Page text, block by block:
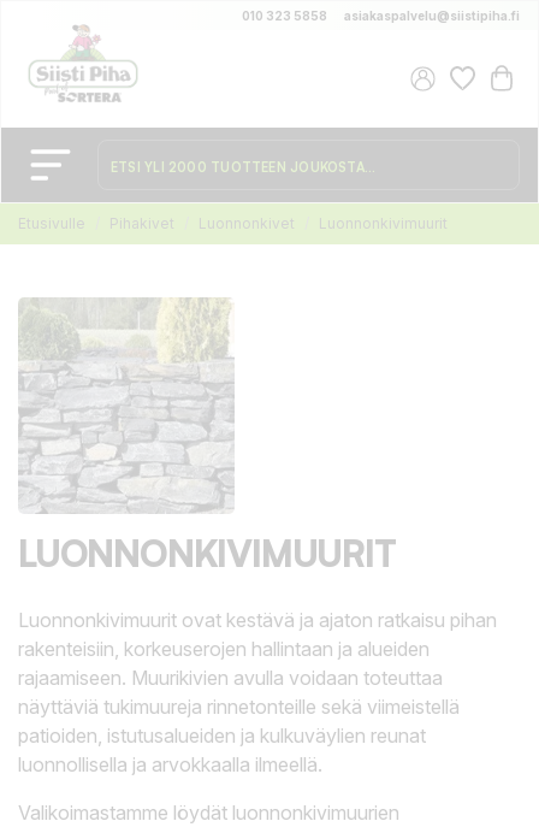
010 323 5858 asiakaspalvelu@siistipiha.fi
Etusivulle Pihakivet Luonnonkivet Luonnonkivimuurit
LUONNONKIVIMUURIT
Luonnonkivimuurit ovat kestävä ja ajaton ratkaisu pihan
rakenteisiin, korkeuserojen hallintaan ja alueiden
rajaamiseen. Muurikivien avulla voidaan toteuttaa
näyttäviä tukimuureja rinnetonteille sekä viimeistellä
patioiden, istutusalueiden ja kulkuväylien reunat
luonnollisella ja arvokkaalla ilmeellä.
Valikoimastamme löydät luonnonkivimuurien